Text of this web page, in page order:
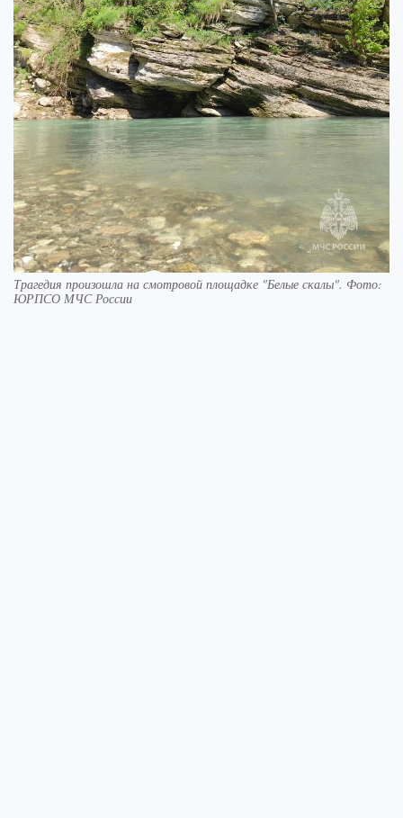
Трагедия произошла на смотровой площадке "Белые скалы". Фото:
ЮРПСО МЧС России